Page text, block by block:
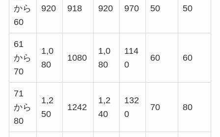
から
60
920 918 920 970 50 50
61
から
70
1,0
80
1080
1,0
80
114
0
60 60
71
から
80
1,2
50
1242
1,2
40
132
0
70 80